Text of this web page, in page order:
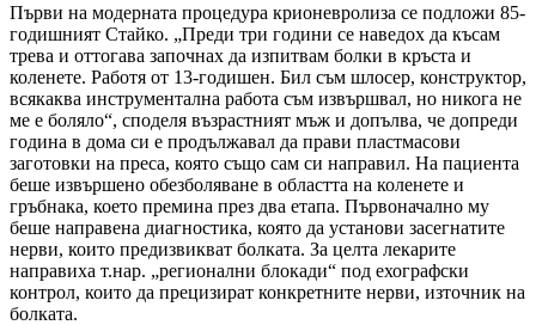
Първи на модерната процедура крионевролиза се подложи 85-
годишният Стайко. „Преди три години се наведох да късам
трева и оттогава започнах да изпитвам болки в кръста и
коленете. Работя от 13-годишен. Бил съм шлосер, конструктор,
всякаква инструментална работа съм извършвал, но никога не
ме е боляло“, споделя възрастният мъж и допълва, че допреди
година в дома си е продължавал да прави пластмасови
заготовки на преса, която също сам си направил. На пациента
беше извършено обезболяване в областта на коленете и
гръбнака, което премина през два етапа. Първоначално му
беше направена диагностика, която да установи засегнатите
нерви, които предизвикват болката. За целта лекарите
направиха т.нар. „регионални блокади“ под ехографски
контрол, които да прецизират конкретните нерви, източник на
болката.